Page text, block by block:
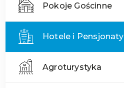
Pokoje Gościnne
Hotele i Pensjonaty
Agroturystyka